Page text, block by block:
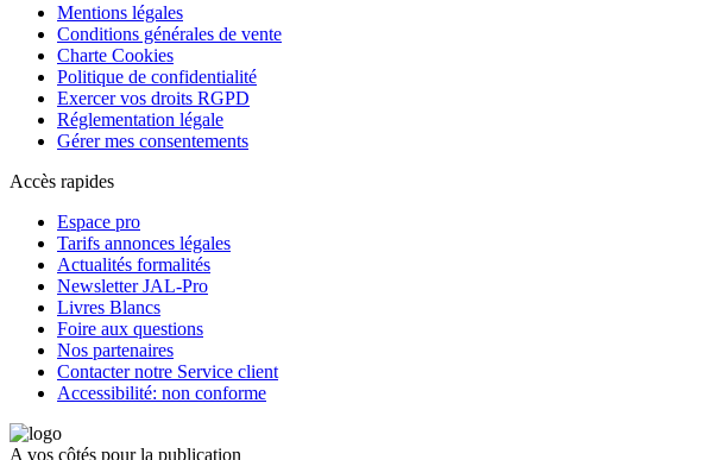
Mentions légales
Conditions générales de vente
Charte Cookies
Politique de confidentialité
Exercer vos droits RGPD
Réglementation légale
Gérer mes consentements
Accès rapides
Espace pro
Tarifs annonces légales
Actualités formalités
Newsletter JAL-Pro
Livres Blancs
Foire aux questions
Nos partenaires
Contacter notre Service client
Accessibilité: non conforme
A vos côtés pour la publication